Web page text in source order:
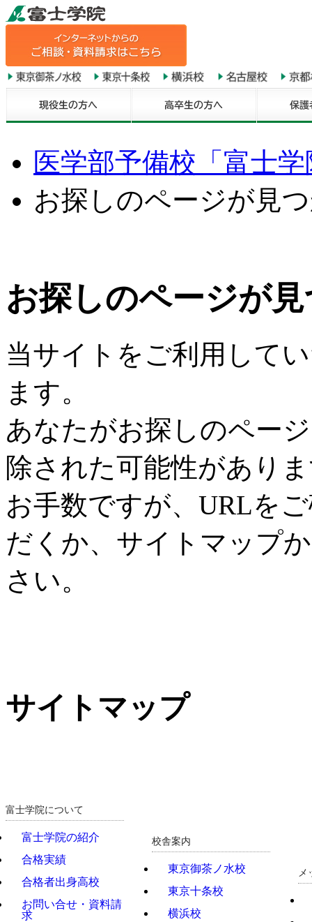
医学部予備校「富士
お探しのページが見
お探しのページが
当サイトをご利用して
ます。
あなたがお探しのペー
除された可能性があり
お手数ですが、URLを
だくか、サイトマップ
さい。
サイトマップ
富士学院について
富士学院の紹介
合格実績
合格者出身高校
お問い合せ・資料請
求
校舎案内
東京御茶ノ水校
東京十条校
横浜校
メ